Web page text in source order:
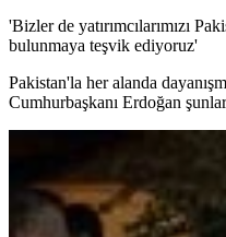
'Bizler de yatırımcılarımızı
bulunmaya teşvik ediyoruz'
Pakistan'la her alanda
Cumhurbaşkanı Erdoğan